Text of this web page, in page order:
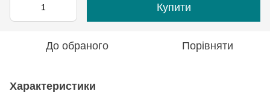
Купити
До обраного Порівняти
Характеристики